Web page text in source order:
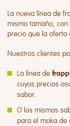
La nueva línea de
mismo tamaño,
precio que la oferta
Nuestros clientes
La línea de
cuyos precios
sabor.
O los mismos
para el moka de